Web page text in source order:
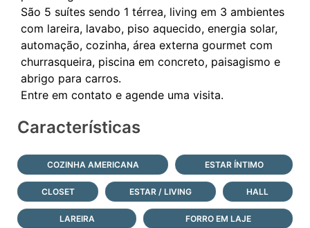
São 5 suítes sendo 1 térrea, living em 3 ambientes
com lareira, lavabo, piso aquecido, energia solar,
automação, cozinha, área externa gourmet com
churrasqueira, piscina em concreto, paisagismo e
abrigo para carros.
Características
COZINHA AMERICANA ESTAR ÍNTIMO
CLOSET ESTAR / LIVING HALL
LAREIRA FORRO EM LAJE